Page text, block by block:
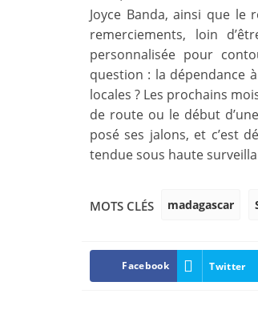
Joyce Banda, ainsi que le
remerciements, loin
personnalisée pour
question : la dépendance
locales ? Les prochains
de route ou le début
posé ses jalons, et c’est
tendue sous haute
MOTS CLÉS madagascar
Facebook Twitter